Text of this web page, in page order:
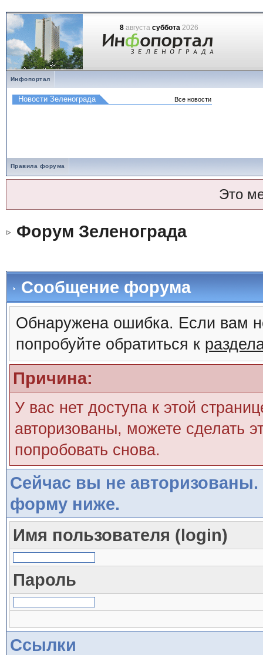
8августа суббота2026
Инфопортал
Правила форума
Это
Форум Зеленограда
Сообщение форума
Обнаружена ошибка. Если вам
попробуйте обратиться к
Причина:
У вас нет доступа к этой
авторизованы, можете сделать
попробовать снова.
Сейчас вы не авторизованы.
форму ниже.
Имя пользователя (login)
Пароль
Ссылки